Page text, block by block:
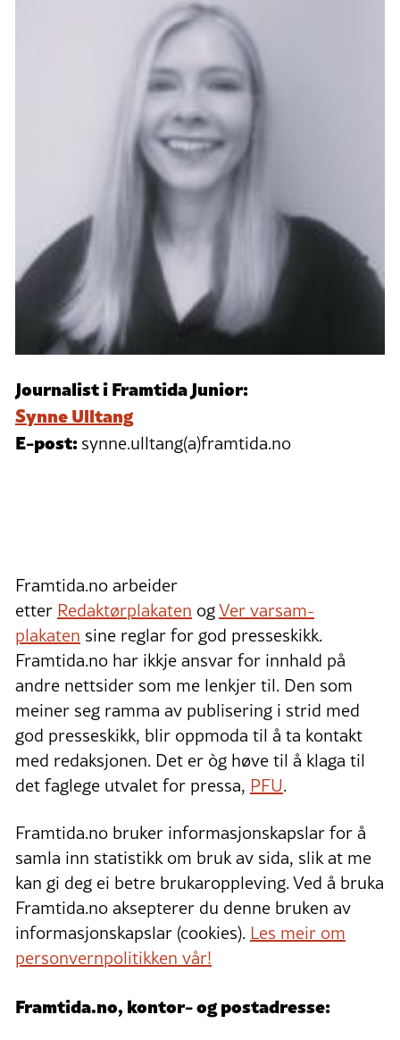
Journalist i Framtida Junior:
Synne Ulltang
E-post:synne.ulltang(a)framtida.no
Framtida.no arbeider
etter Redaktørplakaten ogVer varsam-
plakaten sine reglar for god presseskikk.
Framtida.no har ikkje ansvar for innhald på
andre nettsider som me lenkjer til. Den som
meiner seg ramma av publisering i strid med
god presseskikk, blir oppmoda til å ta kontakt
med redaksjonen. Det er òg høve til å klaga til
det faglege utvalet for pressa, PFU.
Framtida.no bruker informasjonskapslar for å
samla inn statistikk om bruk av sida, slik at me
kan gi deg ei betre brukaroppleving. Ved å bruka
Framtida.no aksepterer du denne bruken av
informasjonskapslar (cookies). Les meir om
personvernpolitikken vår!
Framtida.no, kontor- og postadresse: